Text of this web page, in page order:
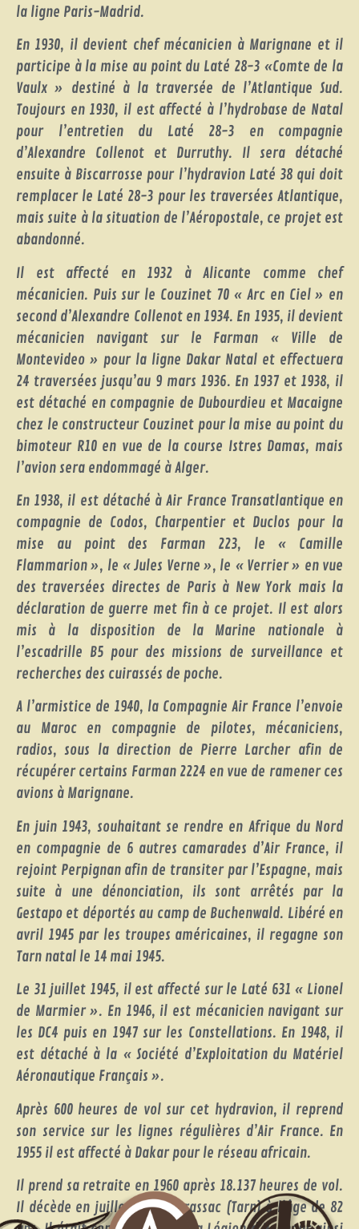
la ligne Paris-Madrid.
En 1930, il devient chef mécanicien à Marignane et il
participe à la mise au point du Laté 28-3 «Comte de la
Vaulx » destiné à la traversée de l’Atlantique Sud.
Toujours en 1930, il est affecté à l’hydrobase de Natal
pour l’entretien du Laté 28-3 en compagnie
d’Alexandre Collenot et Durruthy. Il sera détaché
ensuite à Biscarrosse pour l’hydravion Laté 38 qui doit
remplacer le Laté 28-3 pour les traversées Atlantique,
mais suite à la situation de l’Aéropostale, ce projet est
abandonné.
Il est affecté en 1932 à Alicante comme chef
mécanicien. Puis sur le Couzinet 70 « Arc en Ciel » en
second d’Alexandre Collenot en 1934. En 1935, il devient
mécanicien navigant sur le Farman « Ville de
Montevideo » pour la ligne Dakar Natal et effectuera
24 traversées jusqu’au 9 mars 1936. En 1937 et 1938, il
est détaché en compagnie de Dubourdieu et Macaigne
chez le constructeur Couzinet pour la mise au point du
bimoteur R10 en vue de la course Istres Damas, mais
l’avion sera endommagé à Alger.
En 1938, il est détaché à Air France Transatlantique en
compagnie de Codos, Charpentier et Duclos pour la
mise au point des Farman 223, le « Camille
Flammarion », le « Jules Verne », le « Verrier » en vue
des traversées directes de Paris à New York mais la
déclaration de guerre met fin à ce projet. Il est alors
mis à la disposition de la Marine nationale à
l’escadrille B5 pour des missions de surveillance et
recherches des cuirassés de poche.
A l’armistice de 1940, la Compagnie Air France l’envoie
au Maroc en compagnie de pilotes, mécaniciens,
radios, sous la direction de Pierre Larcher afin de
récupérer certains Farman 2224 en vue de ramener ces
avions à Marignane.
En juin 1943, souhaitant se rendre en Afrique du Nord
en compagnie de 6 autres camarades d’Air France, il
rejoint Perpignan afin de transiter par l’Espagne, mais
suite à une dénonciation, ils sont arrêtés par la
Gestapo et déportés au camp de Buchenwald. Libéré en
avril 1945 par les troupes américaines, il regagne son
Tarn natal le 14 mai 1945.
Le 31 juillet 1945, il est affecté sur le Laté 631 « Lionel
de Marmier ». En 1946, il est mécanicien navigant sur
les DC4 puis en 1947 sur les Constellations. En 1948, il
est détaché à la « Société d’Exploitation du Matériel
Aéronautique Français ».
Après 600 heures de vol sur cet hydravion, il reprend
son service sur les lignes régulières d’Air France. En
1955 il est affecté à Dakar pour le réseau africain.
Il prend sa retraite en 1960 après 18.137 heures de vol.
Il décède en juillet 1983 à Brassac (Tarn) à l’âge de 82